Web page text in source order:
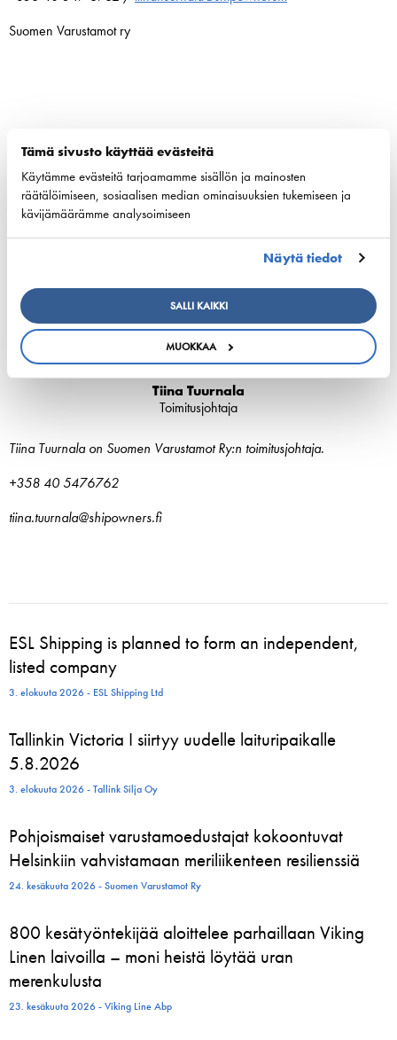
Tämä sivusto käyttää evästeitä
Käytämme evästeitä tarjoamamme sisällön ja mainosten
räätälöimiseen, sosiaalisen median ominaisuuksien tukemiseen ja
kävijämäärämme analysoimiseen
Näytä tiedot
SALLI KAIKKI
MUOKKAA
Suomen Varustamot ry
Tiina Tuurnala
Toimitusjohtaja
Tiina Tuurnala on Suomen Varustamot Ry:n toimitusjohtaja.
+358 40 5476762
tiina.tuurnala@shipowners.fi
ESL Shipping is planned to form an independent,
listed company
3. elokuuta 2026 - ESL Shipping Ltd
Tallinkin Victoria I siirtyy uudelle laituripaikalle
5.8.2026
3. elokuuta 2026 - Tallink Silja Oy
Pohjoismaiset varustamoedustajat kokoontuvat
Helsinkiin vahvistamaan meriliikenteen resilienssiä
24. kesäkuuta 2026 - Suomen Varustamot Ry
800 kesätyöntekijää aloittelee parhaillaan Viking
Linen laivoilla – moni heistä löytää uran
merenkulusta
23. kesäkuuta 2026 - Viking Line Abp